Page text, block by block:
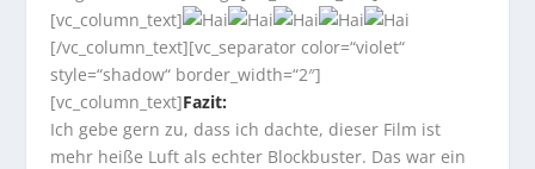
[vc_column_text]
[/vc_column_text][vc_separator color=“violet“
style=“shadow“ border_width=“2″]
[vc_column_text]Fazit:
Ich gebe gern zu, dass ich dachte, dieser Film ist
mehr heiße Luft als echter Blockbuster. Das war ein